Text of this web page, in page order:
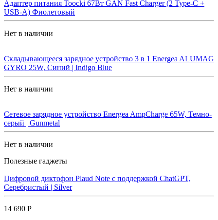
Адаптер питания Toocki 67Вт GAN Fast Charger (2 Type-C +
USB-A) Фиолетовый
Нет в наличии
Складывающееся зарядное устройство 3 в 1 Energea ALUMAG
GYRO 25W, Синий | Indigo Blue
Нет в наличии
Сетевое зарядное устройство Energea AmpCharge 65W, Темно-
серый | Gunmetal
Нет в наличии
Полезные гаджеты
Цифровой диктофон Plaud Note с поддержкой ChatGPT,
Серебристый | Silver
14 690 Р